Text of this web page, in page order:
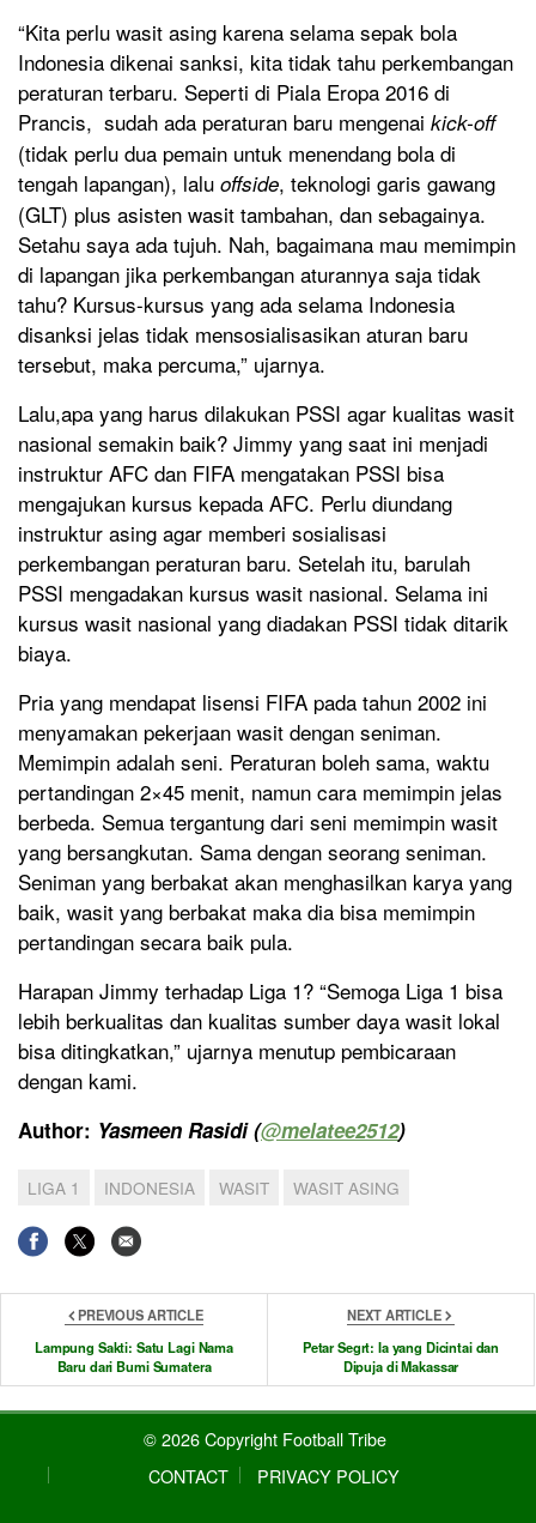
“Kita perlu wasit asing karena selama sepak bola
Indonesia dikenai sanksi, kita tidak tahu perkembangan
peraturan terbaru. Seperti di Piala Eropa 2016 di
Prancis, sudah ada peraturan baru mengenai kick-off
(tidak perlu dua pemain untuk menendang bola di
tengah lapangan), lalu offside, teknologi garis gawang
(GLT) plus asisten wasit tambahan, dan sebagainya.
Setahu saya ada tujuh. Nah, bagaimana mau memimpin
di lapangan jika perkembangan aturannya saja tidak
tahu? Kursus-kursus yang ada selama Indonesia
disanksi jelas tidak mensosialisasikan aturan baru
tersebut, maka percuma,” ujarnya.
Lalu,apa yang harus dilakukan PSSI agar kualitas wasit
nasional semakin baik? Jimmy yang saat ini menjadi
instruktur AFC dan FIFA mengatakan PSSI bisa
mengajukan kursus kepada AFC. Perlu diundang
instruktur asing agar memberi sosialisasi
perkembangan peraturan baru. Setelah itu, barulah
PSSI mengadakan kursus wasit nasional. Selama ini
kursus wasit nasional yang diadakan PSSI tidak ditarik
biaya.
Pria yang mendapat lisensi FIFA pada tahun 2002 ini
menyamakan pekerjaan wasit dengan seniman.
Memimpin adalah seni. Peraturan boleh sama, waktu
pertandingan 2×45 menit, namun cara memimpin jelas
berbeda. Semua tergantung dari seni memimpin wasit
yang bersangkutan. Sama dengan seorang seniman.
Seniman yang berbakat akan menghasilkan karya yang
baik, wasit yang berbakat maka dia bisa memimpin
pertandingan secara baik pula.
Harapan Jimmy terhadap Liga 1? “Semoga Liga 1 bisa
lebih berkualitas dan kualitas sumber daya wasit lokal
bisa ditingkatkan,” ujarnya menutup pembicaraan
dengan kami.
Author: Yasmeen Rasidi (@melatee2512)
LIGA 1 INDONESIA WASIT WASIT ASING
PREVIOUS ARTICLE
Lampung Sakti: Satu Lagi Nama
Baru dari Bumi Sumatera
NEXT ARTICLE
Petar Segrt: Ia yang Dicintai dan
Dipuja di Makassar
© 2026 Copyright Football Tribe
CONTACT
PRIVACY POLICY